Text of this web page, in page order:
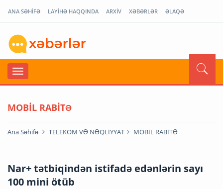
ANA SƏHİFƏ LAYİHƏ HAQQINDA ARXİV XƏBƏRLƏR ƏLAQƏ
MOBİL RABİTƏ
Ana Səhifə TELEKOM VƏ NƏQLİYYAT MOBİL RABİTƏ
Nar+ tətbiqindən istifadə edənlərin sayı
100 mini ötüb